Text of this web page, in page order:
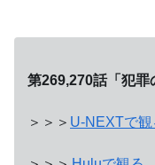
第269,270話「犯罪
＞＞＞ U-NEXTで観